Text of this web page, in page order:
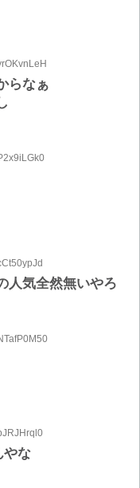
らなぁ
人気全然無いやろ
やな